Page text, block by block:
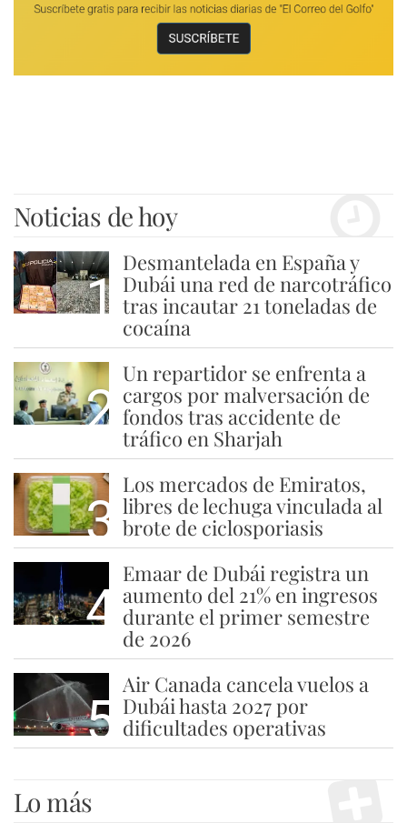
Noticias de hoy
1
Desmantelada en España y
Dubái una red de narcotráfico
tras incautar 21 toneladas de
cocaína
2
Un repartidor se enfrenta a
cargos por malversación de
fondos tras accidente de
tráfico en Sharjah
3
Los mercados de Emiratos,
libres de lechuga vinculada al
brote de ciclosporiasis
4
Emaar de Dubái registra un
aumento del 21% en ingresos
durante el primer semestre
de 2026
5
Air Canada cancela vuelos a
Dubái hasta 2027 por
dificultades operativas
Lo más